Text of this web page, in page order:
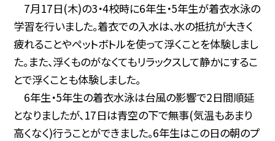
7月17日(木)の3・4校時に6年生・5年生が着衣水泳の
学習を行いました。着衣での入水は、水の抵抗が大きく
疲れることやペットボトルを使って浮くことを体験しまし
た。また、浮くものがなくてもリラックスして静かにするこ
とで浮くことも体験しました。
6年生・5年生の着衣水泳は台風の影響で2日間順延
となりましたが、17日は青空の下で無事(気温もあまり
高くなく)行うことができました。6年生はこの日の朝のプ